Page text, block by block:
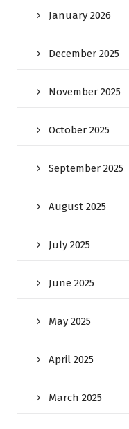
January 2026
December 2025
November 2025
October 2025
September 2025
August 2025
July 2025
June 2025
May 2025
April 2025
March 2025